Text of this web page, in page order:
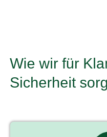
Wie wir für
Sicherheit